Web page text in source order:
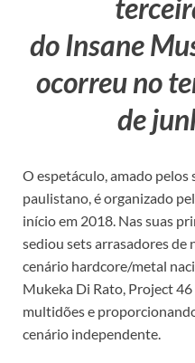
do Insane
ocorreu no
de
O espetáculo, amado
paulistano, é organizado
início em 2018. Nas suas
sediou sets arrasadores de
cenário hardcore/metal
Mukeka Di Rato, Project
multidões e
cenário independente.